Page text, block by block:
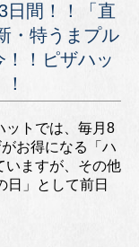
日間！！「直
・特うまプル
！ピザハッ
ットでは、毎月8
お得になる「ハ
いますが、その他
日」として前日